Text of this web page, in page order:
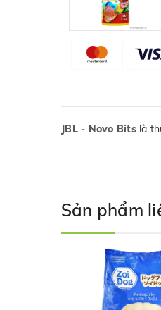
JBL - Novo Bitslà
Sản phẩm